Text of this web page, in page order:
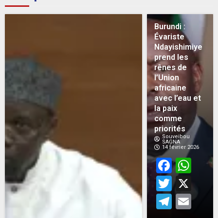
Burundi :
Évariste
Ndayishimiye
prend les
rênes de
l’Union
africaine
avec l’eau et
la paix
comme
priorités
Souveibou
SAGNA
14 février 2026
X